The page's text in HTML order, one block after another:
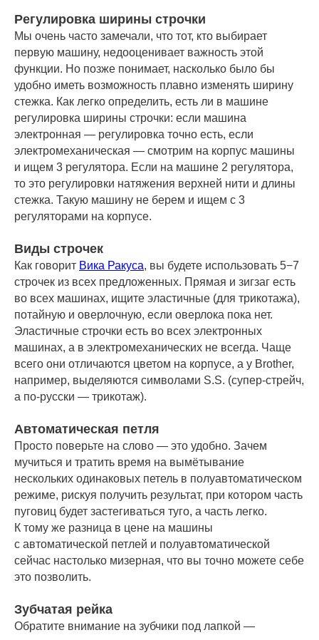
Регулировка ширины строчки
Мы очень часто замечали, что тот, кто выбирает
первую машину, недооценивает важность этой
функции. Но позже понимает, насколько было бы
удобно иметь возможность плавно изменять ширину
стежка. Как легко определить, есть ли в машине
регулировка ширины строчки: если машина
электронная — регулировка точно есть, если
электромеханическая — смотрим на корпус машины
и ищем 3 регулятора. Если на машине 2 регулятора,
то это регулировки натяжения верхней нити и длины
стежка. Такую машину не берем и ищем с 3
регуляторами на корпусе.
Виды строчек
Как говорит Вика Ракуса, вы будете использовать 5−7
строчек из всех предложенных. Прямая и зигзаг есть
во всех машинах, ищите эластичные (для трикотажа),
потайную и оверлочную, если оверлока пока нет.
Эластичные строчки есть во всех электронных
машинах, а в электромеханических не всегда. Чаще
всего они отличаются цветом на корпусе, а у Brother,
например, выделяются символами S.S. (супер-стрейч,
а по-русски — трикотаж).
Автоматическая петля
Просто поверьте на слово — это удобно. Зачем
мучиться и тратить время на вымётывание
нескольких одинаковых петель в полуавтоматическом
режиме, рискуя получить результат, при котором часть
пуговиц будет застегиваться туго, а часть легко.
К тому же разница в цене на машины
с автоматической петлей и полуавтоматической
сейчас настолько мизерная, что вы точно можете себе
это позволить.
Зубчатая рейка
Обратите внимание на зубчики под лапкой —